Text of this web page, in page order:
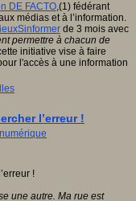
DE FACTO,(1) fédérant
médias et à l’information.
de 3 mois avec
permettre à chacun de
initiative vise à faire
l'accès à une information
l’erreur !
une autre. Ma rue est